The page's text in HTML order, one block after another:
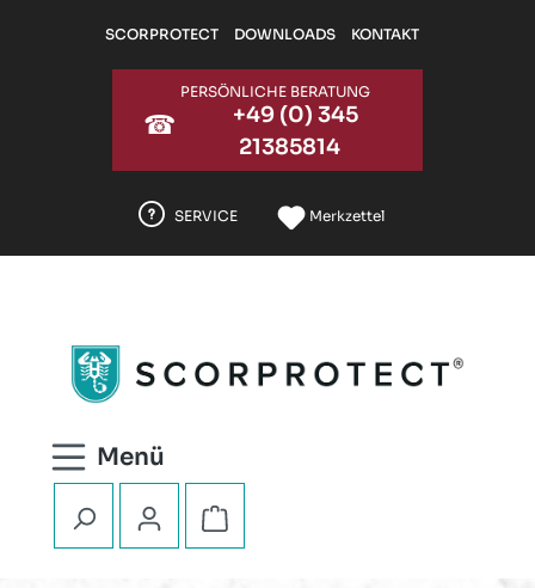
Zum Hauptinhalt springen
SCORPROTECT DOWNLOADS KONTAKT
☎
PERSÖNLICHE BERATUNG
+49 (0) 345
21385814
SERVICE Merkzettel
Warenkorb enthält 0